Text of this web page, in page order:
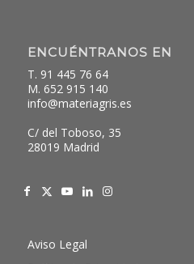
ENCUÉNTRANOS EN
T. 91 445 76 64
M. 652 915 140
info@materiagris.es
C/ del Toboso, 35
28019 Madrid
Aviso Legal